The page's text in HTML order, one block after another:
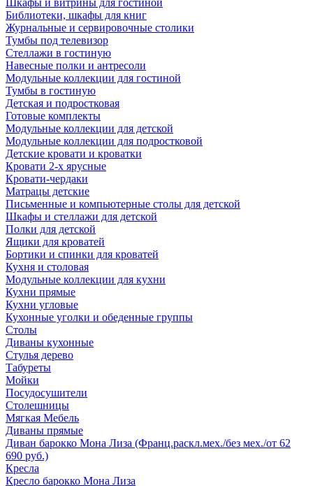
Шкафы и витрины для гостиной
Библиотеки, шкафы для книг
Журнальные и сервировочные столики
Тумбы под телевизор
Стеллажи в гостиную
Навесные полки и антресоли
Модульные коллекции для гостиной
Тумбы в гостиную
Детская и подростковая
Готовые комплекты
Модульные коллекции для детской
Модульные коллекции для подростковой
Детские кровати и кроватки
Кровати 2-х ярусные
Кровати-чердаки
Матрацы детские
Письменные и компьютерные столы для детской
Шкафы и стеллажи для детской
Полки для детской
Ящики для кроватей
Бортики и спинки для кроватей
Кухня и столовая
Модульные коллекции для кухни
Кухни прямые
Кухни угловые
Кухонные уголки и обеденные группы
Столы
Диваны кухонные
Стулья дерево
Табуреты
Мойки
Посудосушители
Столешницы
Мягкая Мебель
Диваны прямые
Диван барокко Мона Лиза (Франц.раскл.мех./без мех./от 62
690 руб.)
Кресла
Кресло барокко Мона Лиза